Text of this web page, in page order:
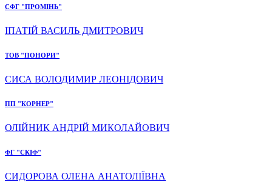
СФГ "ПРОМІНЬ"
ІПАТІЙ ВАСИЛЬ ДМИТРОВИЧ
ТОВ "ПОНОРИ"
СИСА ВОЛОДИМИР ЛЕОНІДОВИЧ
ПП "КОРНЕР"
ОЛІЙНИК АНДРІЙ МИКОЛАЙОВИЧ
ФГ "СКІФ"
СИДОРОВА ОЛЕНА АНАТОЛІЇВНА